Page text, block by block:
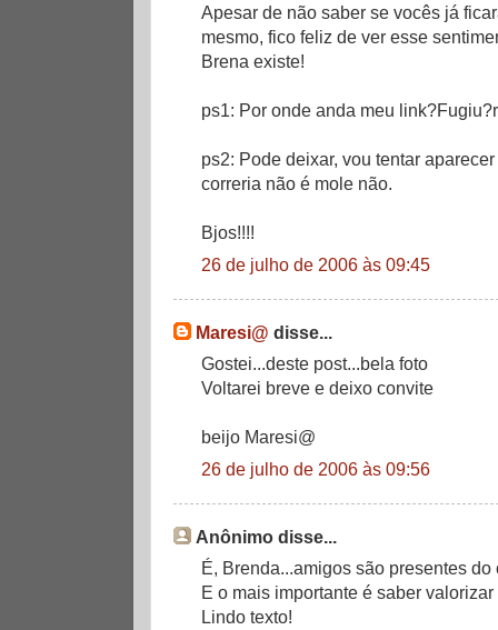
Apesar de não saber se vocês já
mesmo, fico feliz de ver esse
Brena existe!
ps1: Por onde anda meu
ps2: Pode deixar, vou tentar
correria não é mole não.
Bjos!!!!
26 de julho de 2006 às 09:45
Maresi@ disse...
Gostei...deste post...bela foto
Voltarei breve e deixo convite
beijo Maresi@
26 de julho de 2006 às 09:56
Anônimo disse...
É, Brenda...amigos são presentes do
E o mais importante é saber
Lindo texto!